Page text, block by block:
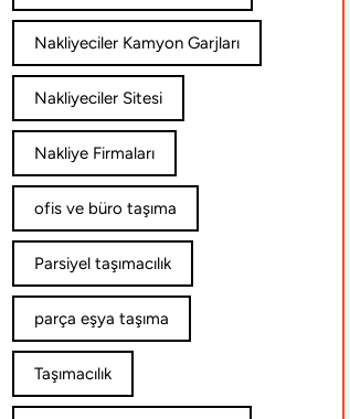
Nakliyeciler Kamyon Garjları
Nakliyeciler Sitesi
Nakliye Firmaları
ofis ve büro taşıma
Parsiyel taşımacılık
parça eşya taşıma
Taşımacılık